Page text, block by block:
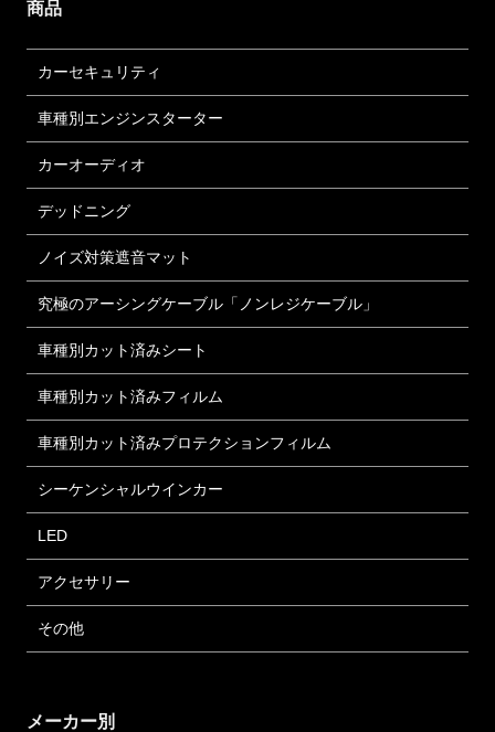
商品
カーセキュリティ
車種別エンジンスターター
カーオーディオ
デッドニング
ノイズ対策遮音マット
究極のアーシングケーブル「ノンレジケーブル」
車種別カット済みシート
車種別カット済みフィルム
車種別カット済みプロテクションフィルム
シーケンシャルウインカー
LED
アクセサリー
その他
メーカー別